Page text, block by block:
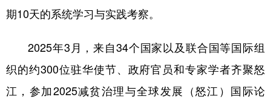
期10天的系统学习与实践考察。
2025年3月，来自34个国家以及联合国等国际组
织的约300位驻华使节、政府官员和专家学者齐聚怒
江，参加2025减贫治理与全球发展（怒江）国际论